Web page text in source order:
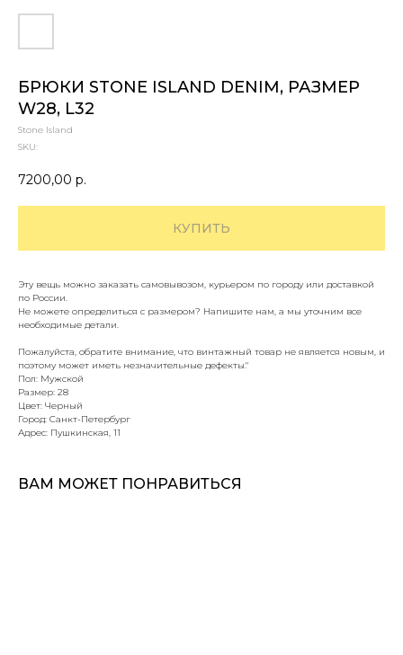
БРЮКИ STONE ISLAND DENIM, РАЗМЕР
W28, L32
Stone Island
SKU:
7200,00 р.
КУПИТЬ
Эту вещь можно заказать самовывозом, курьером по городу или доставкой
по России.
Не можете определиться с размером? Напишите нам, а мы уточним все
необходимые детали.
Пожалуйста, обратите внимание, что винтажный товар не является новым, и
поэтому может иметь незначительные дефекты."
Пол: Мужской
Размер: 28
Цвет: Черный
Город: Санкт-Петербург
Адрес: Пушкинская, 11
ВАМ МОЖЕТ ПОНРАВИТЬСЯ